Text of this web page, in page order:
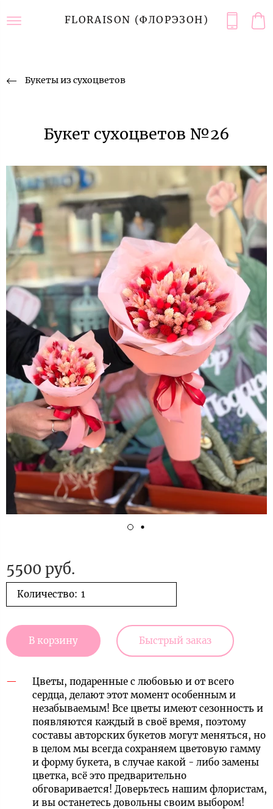
FLORAISON (ФЛОРЭЗОН)
Букеты из сухоцветов
Букет сухоцветов №26
5500 руб.
Количество:
В корзину Быстрый заказ
Цветы, подаренные с любовью и от всего
сердца, делают этот момент особенным и
незабываемым! Все цветы имеют сезонность и
появляются каждый в своё время, поэтому
составы авторских букетов могут меняться, но
в целом мы всегда сохраняем цветовую гамму
и форму букета, в случае какой - либо замены
цветка, всё это предварительно
обговаривается! Доверьтесь нашим флористам,
и вы останетесь довольны своим выбором!